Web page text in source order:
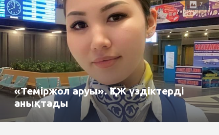
7
«Теміржол аруы». ҚТЖ үздіктерді
анықтады